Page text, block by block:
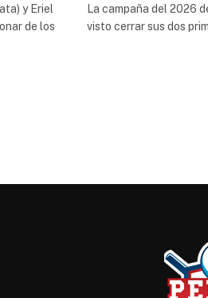
y Eriel
de los
La campaña del 2026
visto cerrar sus dos